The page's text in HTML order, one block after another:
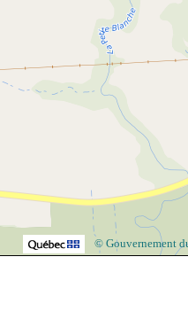
© Gouvernement